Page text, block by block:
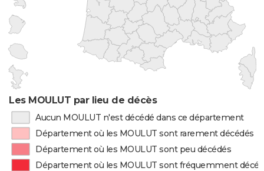
Les MOULUT par lieu de décès
Aucun MOULUT n'est décédé dans ce département
Département où les MOULUT sont rarement décédés
Département où les MOULUT sont peu décédés
Département où les MOULUT sont fréquemment